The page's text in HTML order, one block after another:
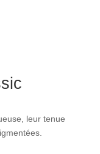
leur tenue